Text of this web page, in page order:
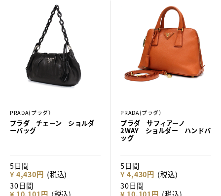
PRADA(プラダ）
プラダ チェーン ショルダ
ーバッグ
5日間
¥ 4,430円 (税込)
30日間
¥ 10,101円 (税込)
PRADA(プラダ）
プラダ サフィアーノ
2WAY ショルダー ハンドバ
ッグ
5日間
¥ 4,430円 (税込)
30日間
¥ 10,101円 (税込)